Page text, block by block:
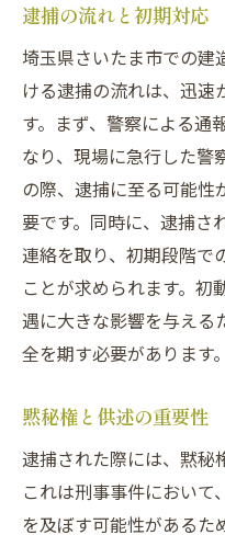
逮捕の流れと初期対応
埼玉県さいたま市での建
ける逮捕の流れは、迅速
す。まず、警察による通
なり、現場に急行した警
の際、逮捕に至る可能
要です。同時に、逮捕さ
連絡を取り、初期段階で
ことが求められます。初
遇に大きな影響を与える
全を期す必要があります。
黙秘権と供述の重要性
逮捕された際には、黙秘
これは刑事事件におい
を及ぼす可能性があるた